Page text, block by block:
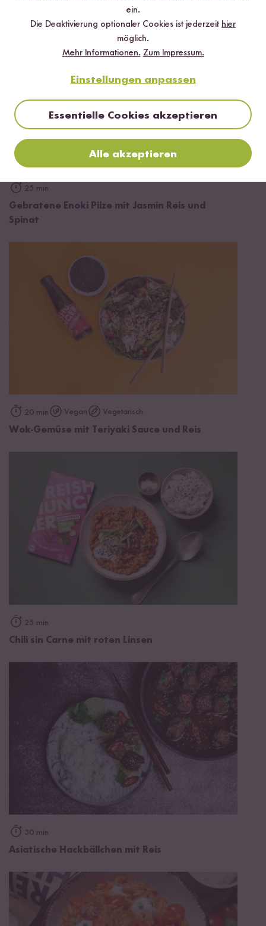
25 min
Gebratene Enoki Pilze mit Jasmin Reis und
Spinat
20 min Vegan Vegetarisch
Wok-Gemüse mit Teriyaki Sauce und Reis
25 min
Chili sin Carne mit roten Linsen
30 min
Asiatische Hackbällchen mit Reis
ein.
Die Deaktivierung optionaler Cookies ist jederzeit hier
möglich.
Mehr Informationen. Zum Impressum.
Einstellungen anpassen
Essentielle Cookies akzeptieren
Alle akzeptieren